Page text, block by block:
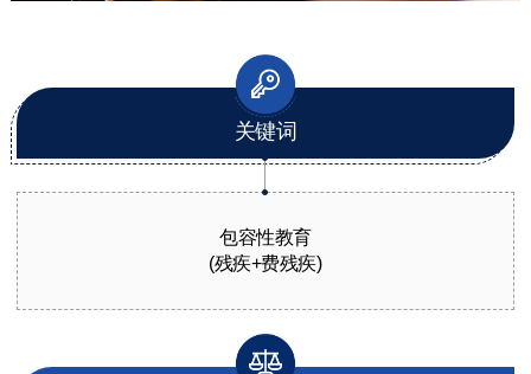
关键词
包容性教育
(残疾+费残疾)